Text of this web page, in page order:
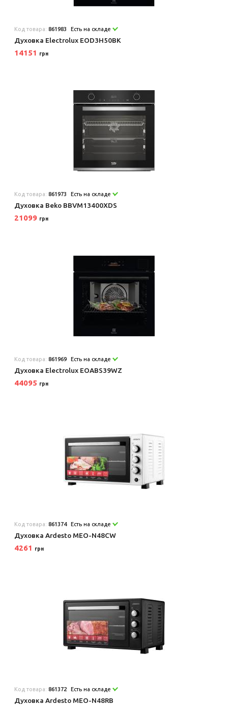
Код товара:861983 Есть на складе
Духовка Electrolux EOD3H50BK
14151 грн
Код товара:861973 Есть на складе
Духовка Beko BBVM13400XDS
21099 грн
Код товара:861969 Есть на складе
Духовка Electrolux EOABS39WZ
44095 грн
Код товара:861374 Есть на складе
Духовка Ardesto MEO-N48CW
4261 грн
Код товара:861372 Есть на складе
Духовка Ardesto MEO-N48RB